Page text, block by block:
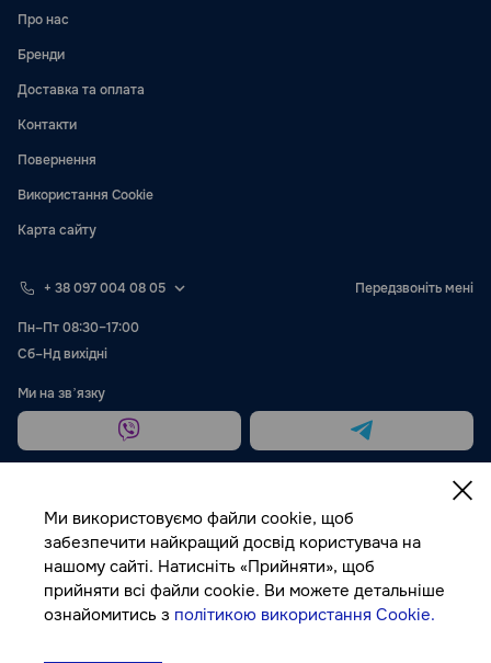
Про нас
Бренди
Доставка та оплата
Контакти
Повернення
Використання Cookie
Карта сайту
+ 38 097 004 08 05 Передзвоніть мені
Пн–Пт 08:30–17:00
Сб–Нд вихідні
Ми на звʼязку
© Autocolor, 2026
Публічна оферта
Ми використовуємо файли cookie, щоб
забезпечити найкращий досвід користувача на
нашому сайті. Натисніть «Прийняти», щоб
прийняти всі файли cookie. Ви можете детальніше
ознайомитись з політикою використання Cookie.